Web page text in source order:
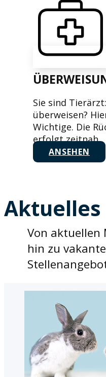
Sie sind
überweisen?
Wichtige. Die
erfolgt zeitnah.
ANSEHEN
Aktuelles
Von aktuellen
hin zu